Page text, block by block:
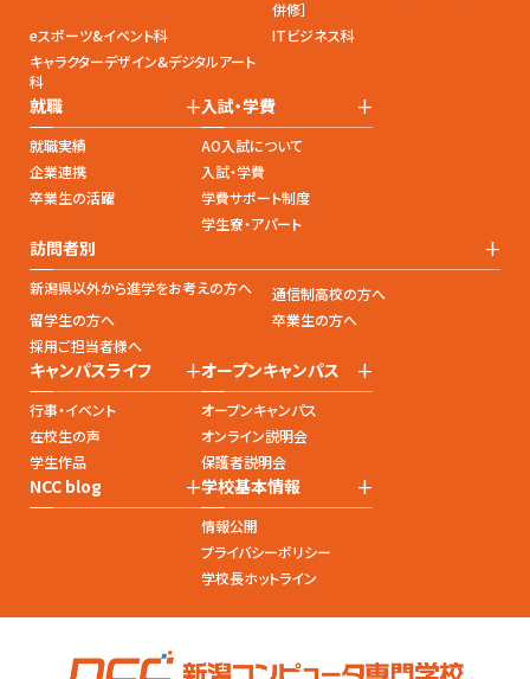
併修］
eスポーツ&イベント科
ITビジネス科
キャラクターデザイン&デジタルアート
科
就職 +
就職実績
企業連携
卒業生の活躍
入試・学費 +
AO入試について
入試・学費
学費サポート制度
学生寮・アパート
訪問者別 +
新潟県以外から進学をお考えの方へ
通信制高校の方へ
留学生の方へ
卒業生の方へ
採用ご担当者様へ
キャンパスライフ +
行事・イベント
在校生の声
学生作品
オープンキャンパス +
オープンキャンパス
オンライン説明会
保護者説明会
NCC blog +学校基本情報 +
情報公開
プライバシーポリシー
学校長ホットライン